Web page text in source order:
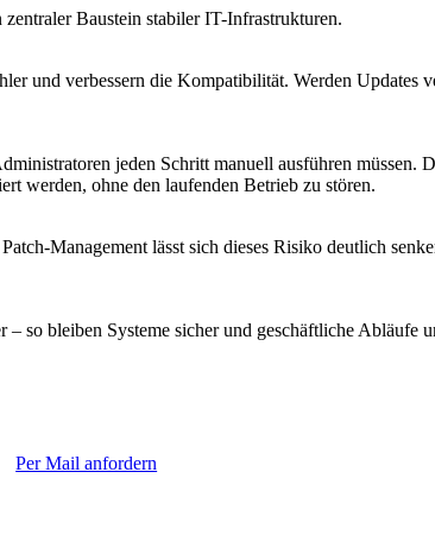
Baustein stabiler IT-Infrastrukturen.
und verbessern die Kompatibilität. Werden Updates
jeden Schritt manuell ausführen müssen.
werden, ohne den laufenden Betrieb zu stören.
Management lässt sich dieses Risiko deutlich
so bleiben Systeme sicher und geschäftliche Abläufe
Per Mail anfordern